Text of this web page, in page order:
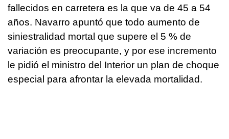
fallecidos en carretera es la que va de 45 a 54
años. Navarro apuntó que todo aumento de
siniestralidad mortal que supere el 5 % de
variación es preocupante, y por ese incremento
le pidió el ministro del Interior un plan de choque
especial para afrontar la elevada mortalidad.